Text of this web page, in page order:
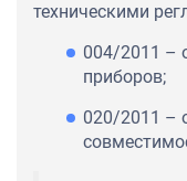
техническими
004/2011 –
приборов;
020/2011 –